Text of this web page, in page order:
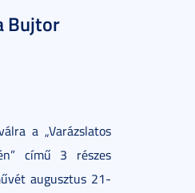
Bujtor
a „Varázslatos
című 3 részes
augusztus 21-